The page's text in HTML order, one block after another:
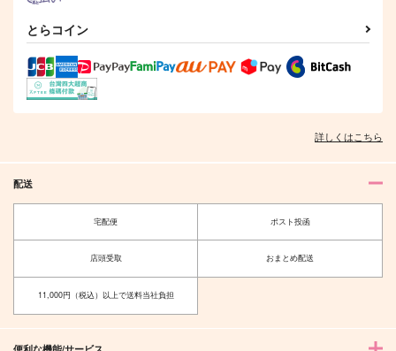
とらコイン
詳しくはこちら
配送
宅配便 ポスト投函
店頭受取 おまとめ配送
11,000円（税込）以上で送料当社負担